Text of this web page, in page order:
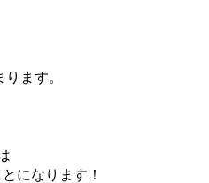
ます。
になります！